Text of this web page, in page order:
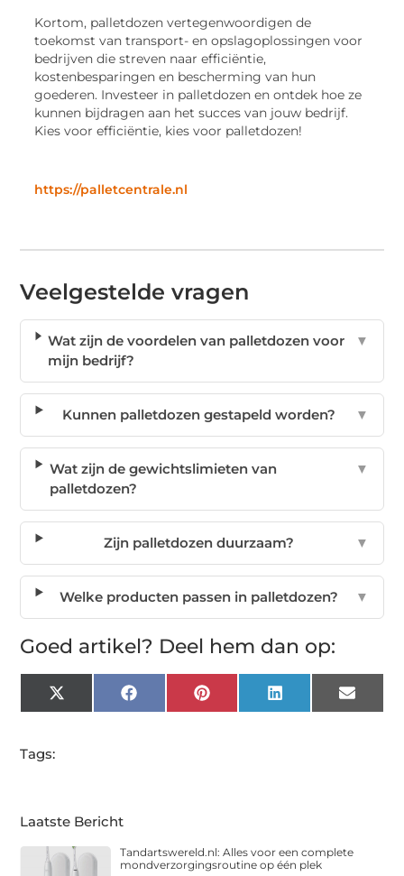
Kortom, palletdozen vertegenwoordigen de
toekomst van transport- en opslagoplossingen voor
bedrijven die streven naar efficiëntie,
kostenbesparingen en bescherming van hun
goederen. Investeer in palletdozen en ontdek hoe ze
kunnen bijdragen aan het succes van jouw bedrijf.
Kies voor efficiëntie, kies voor palletdozen!
https://palletcentrale.nl
Veelgestelde vragen
Wat zijn de voordelen van palletdozen voor
mijn bedrijf?
▼
Kunnen palletdozen gestapeld worden? ▼
Wat zijn de gewichtslimieten van
palletdozen?
▼
Zijn palletdozen duurzaam? ▼
Welke producten passen in palletdozen? ▼
Goed artikel? Deel hem dan op:
X
(Twitter)
FacebookPinterest LinkedIn Email
Tags:
Laatste Bericht
Tandartswereld.nl: Alles voor een complete
mondverzorgingsroutine op één plek